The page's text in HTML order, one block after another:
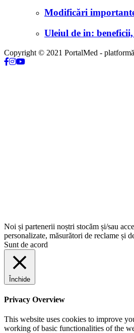
Modificări
Uleiul de in:
Copyright © 2021 PortalMed -
Noi și partenerii noștri stocăm și/sau
personalizate, măsurători de reclame și
Sunt de acord
Închide
Privacy Overview
This website uses cookies to improve
working of basic functionalities of the